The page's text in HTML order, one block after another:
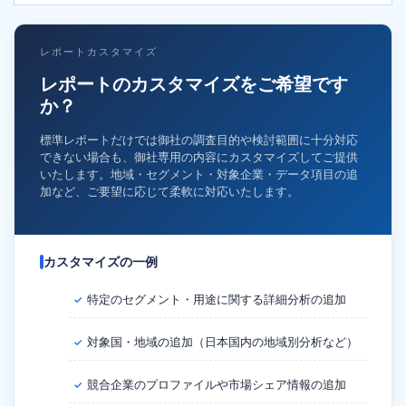
レポートカスタマイズ
レポートのカスタマイズをご希望です
か？
標準レポートだけでは御社の調査目的や検討範囲に十分対応
できない場合も、御社専用の内容にカスタマイズしてご提供
いたします。地域・セグメント・対象企業・データ項目の追
加など、ご要望に応じて柔軟に対応いたします。
カスタマイズの一例
✓ 特定のセグメント・用途に関する詳細分析の追加
✓ 対象国・地域の追加（日本国内の地域別分析など）
✓ 競合企業のプロファイルや市場シェア情報の追加